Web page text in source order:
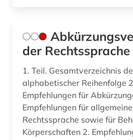
betriebsführung (1)
betriebsrat (3)
der Rechtssprache
1. Teil. Gesamtverzeichnis
alphabetischer Reihenfolge
Empfehlungen für
Empfehlungen für
Rechtssprache sowie für
Körperschaften 2. Empfehlungen für